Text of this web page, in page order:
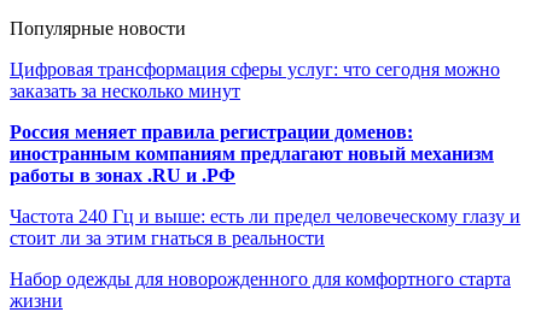
Популярные новости
Цифровая трансформация сферы услуг: что сегодня можно
заказать за несколько минут
Россия меняет правила регистрации доменов:
иностранным компаниям предлагают новый механизм
работы в зонах .RU и .РФ
Частота 240 Гц и выше: есть ли предел человеческому глазу и
стоит ли за этим гнаться в реальности
Набор одежды для новорожденного для комфортного старта
жизни